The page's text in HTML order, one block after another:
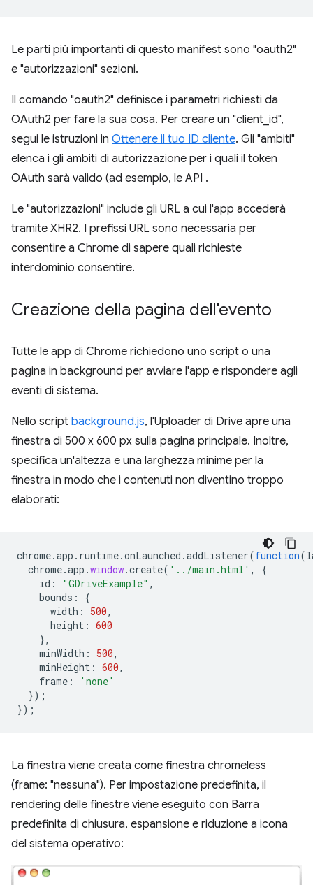
Le parti più importanti di questo manifest sono "oauth2"
e "autorizzazioni" sezioni.
Il comando "oauth2" definisce i parametri richiesti da
OAuth2 per fare la sua cosa. Per creare un "client_id",
segui le istruzioni in Ottenere il tuo ID cliente. Gli "ambiti"
elenca i gli ambiti di autorizzazione per i quali il token
OAuth sarà valido (ad esempio, le API .
Le "autorizzazioni" include gli URL a cui l'app accederà
tramite XHR2. I prefissi URL sono necessaria per
consentire a Chrome di sapere quali richieste
interdominio consentire.
Creazione della pagina dell'evento
Tutte le app di Chrome richiedono uno script o una
pagina in background per avviare l'app e rispondere agli
eventi di sistema.
Nello script background.js, l'Uploader di Drive apre una
finestra di 500 x 600 px sulla pagina principale. Inoltre,
specifica un'altezza e una larghezza minime per la
finestra in modo che i contenuti non diventino troppo
elaborati:
chrome.app . runtime.onLaunched .addListener(function(
chrome.app .window.create( '../main.html' ,
{
id : "GDriveExample" ,
bounds :
{
width : 500,
height : 600
},
minWidth : 500,
minHeight : 600,
frame :
'none'
});
});
La finestra viene creata come finestra chromeless
(frame: "nessuna"). Per impostazione predefinita, il
rendering delle finestre viene eseguito con Barra
predefinita di chiusura, espansione e riduzione a icona
del sistema operativo: